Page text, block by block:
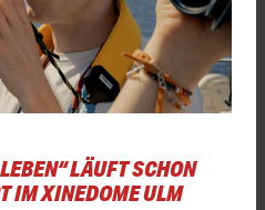
LÄUFT SCHON
IM XINEDOME ULM